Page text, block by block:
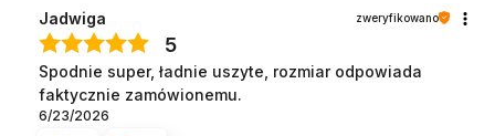
Jadwiga zweryfikowano
5
Spodnie super, ładnie uszyte, rozmiar odpowiada
faktycznie zamówionemu.
6/23/2026